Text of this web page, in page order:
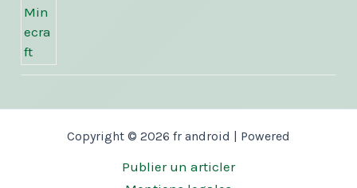
Copyright © 2026 fr android | Powered
Publier un articler